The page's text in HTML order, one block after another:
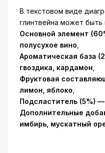
В текстовом виде
глинтвейна может быть
Основной элемент
полусухое вино
Ароматическая база
гвоздика, кардамон
Фруктовая
лимон, яблоко
Подсластитель (5%)
Дополнительные
имбирь, мускатный